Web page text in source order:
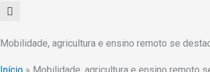
Mobilidade, agricultura e ensino remoto se